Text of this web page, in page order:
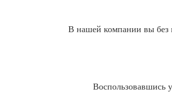
В нашей компании вы без
Воспользовавшись